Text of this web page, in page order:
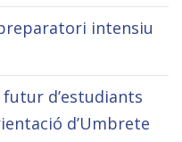
intensiu
futur d’estudiants
d’Umbrete